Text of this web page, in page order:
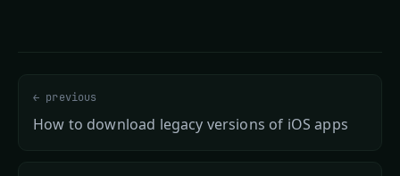
← previous
How to download legacy versions of iOS apps